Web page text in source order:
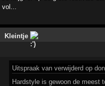
vol...
Kleintje
Uitspraak van verwijderd op
Hardstyle is gewoon de meest